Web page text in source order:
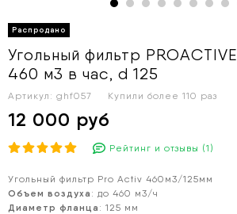
Угольный фильтр PROACTIVE
460 м3 в час, d 125
Артикул: ghf057 Купили более 110 раз
12 000 руб
Рейтинг и отзывы (1)
Угольный фильтр Pro Activ 460м3/125мм
Объем воздуха : до 460 м3/ч
Диаметр фланца : 125 мм